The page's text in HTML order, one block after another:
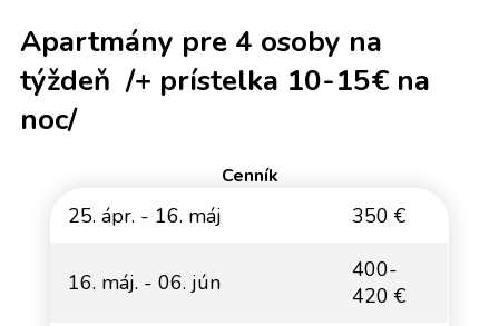
Apartmány pre 4 osoby na
týždeň /+ prístelka 10-15€ na
noc/
Cenník
25. ápr. - 16. máj 350 €
16. máj. - 06. jún
400-
420 €